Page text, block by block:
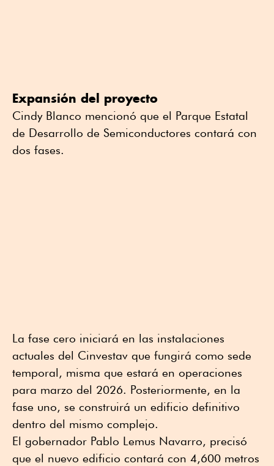
Expansión del proyecto
Cindy Blanco mencionó que el Parque Estatal
de Desarrollo de Semiconductores contará con
dos fases.
La fase cero iniciará en las instalaciones
actuales del Cinvestav que fungirá como sede
temporal, misma que estará en operaciones
para marzo del 2026. Posteriormente, en la
fase uno, se construirá un edificio definitivo
dentro del mismo complejo.
El gobernador Pablo Lemus Navarro, precisó
que el nuevo edificio contará con 4,600 metros